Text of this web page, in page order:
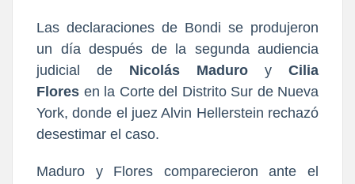
Las declaraciones de Bondi se produjeron
un día después de la segunda audiencia
judicial de
Nicolás Maduro y
Cilia
Flores en la Corte del Distrito Sur de Nueva
York, donde el juez Alvin Hellerstein rechazó
desestimar el caso.
Maduro y Flores comparecieron ante el